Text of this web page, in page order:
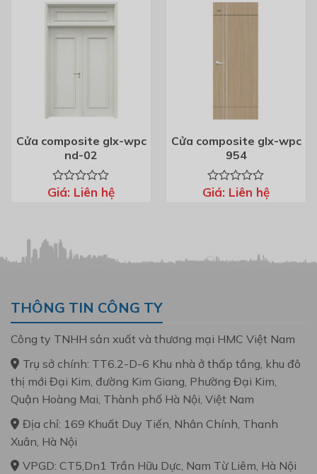
5
sao
Cửa composite glx-wpc
nd-02
Được
sao
Giá: Liên hệ
Cửa composite glx-wpc
954
Được
Giá: Liên hệ
THÔNG TIN CÔNG TY
Công ty TNHH sản xuất và thương mại HMC Việt Nam
Trụ sở chính: TT6.2-D-6 Khu nhà ở thấp tầng, khu đô
thị mới Đại Kim, đường Kim Giang, Phường Đại Kim,
Quận Hoàng Mai, Thành phố Hà Nội, Việt Nam
Địa chỉ: 169 Khuất Duy Tiến, Nhân Chính, Thanh
Xuân, Hà Nội
VPGD: CT5,Dn1 Trần Hữu Dực, Nam Từ Liêm, Hà Nội